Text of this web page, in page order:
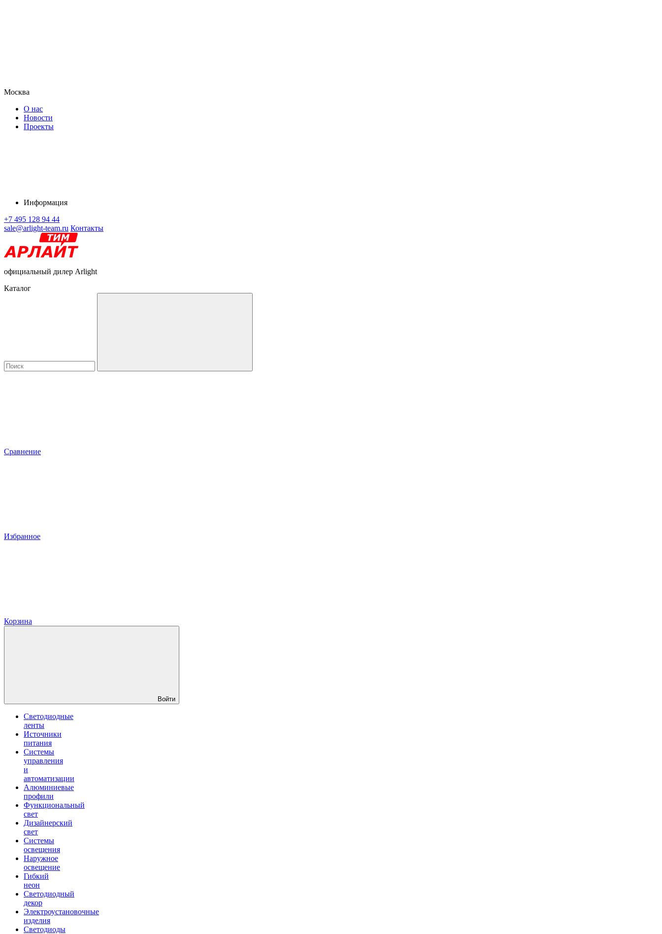
Москва
О нас
Новости
Проекты
Информация
+7 495 128 94 44
sale@arlight-team.ru Контакты
официальный дилер Arlight
Каталог
Сравнение
Избранное
Корзина
Войти
Светодиодные
ленты
Источники
питания
Системы
управления
и
автоматизации
Алюминиевые
профили
Функциональный
свет
Дизайнерский
свет
Системы
освещения
Наружное
освещение
Гибкий
неон
Светодиодный
декор
Электроустановочные
изделия
Светодиоды